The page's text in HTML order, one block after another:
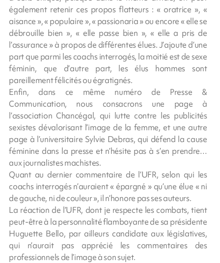
également retenir ces propos flatteurs : « oratrice », «
aisance », « populaire », « passionaria » ou encore « elle se
débrouille bien », « elle passe bien », « elle a pris de
l’assurance » à propos de différentes élues. J’ajoute d’une
part que parmi les coachs interrogés, la moitié est de sexe
féminin, que d’autre part, les élus hommes sont
pareillement félicités ou égratignés.
Enfin, dans ce même numéro de Presse &
Communication, nous consacrons une page à
l’association Chancégal, qui lutte contre les publicités
sexistes dévalorisant l’image de la femme, et une autre
page à l’universitaire Sylvie Debras, qui défend la cause
féminine dans la presse et n’hésite pas à s’en prendre…
aux journalistes machistes.
Quant au dernier commentaire de l’UFR, selon qui les
coachs interrogés n’auraient « épargné » qu’une élue « ni
de gauche, ni de couleur », il n’honore pas ses auteurs.
La réaction de l’UFR, dont je respecte les combats, tient
peut-être à la personnalité flamboyante de sa présidente
Huguette Bello, par ailleurs candidate aux législatives,
qui n’aurait pas apprécié les commentaires des
professionnels de l’image à son sujet.